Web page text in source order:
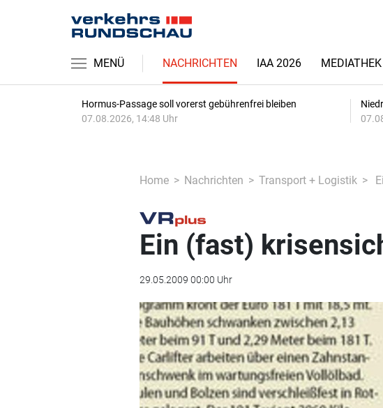
MENÜ NACHRICHTEN IAA 2026 MEDIATHEK
Hormus-Passage soll vorerst gebührenfrei bleiben
07.08.2026, 14:48 Uhr
Home Nachrichten Transport + Logistik
Ein (fast)
29.05.2009 00:00 Uhr